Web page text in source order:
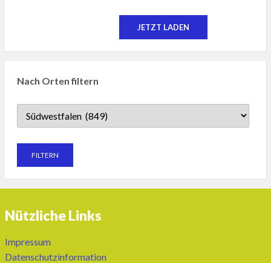
JETZT LADEN
Nach Orten filtern
Nützliche Links
Impressum
Datenschutzinformation